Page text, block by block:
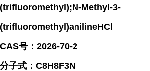
(trifluoromethyl);N-Methyl-3-
(trifluoromethyl)anilineHCl
CAS号：2026-70-2
分子式：C8H8F3N